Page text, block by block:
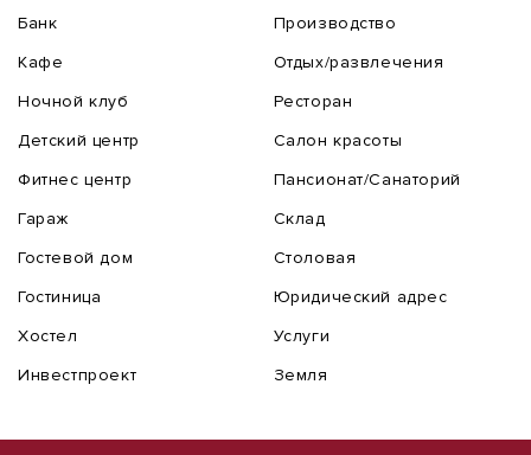
Банк
Кафе
Ночной клуб
Детский центр
Фитнес центр
Гараж
Гостевой дом
Гостиница
Хостел
Инвестпроект
Производство
Отдых/развлечения
Ресторан
Салон красоты
Пансионат/Санаторий
Склад
Столовая
Юридический адрес
Услуги
Земля